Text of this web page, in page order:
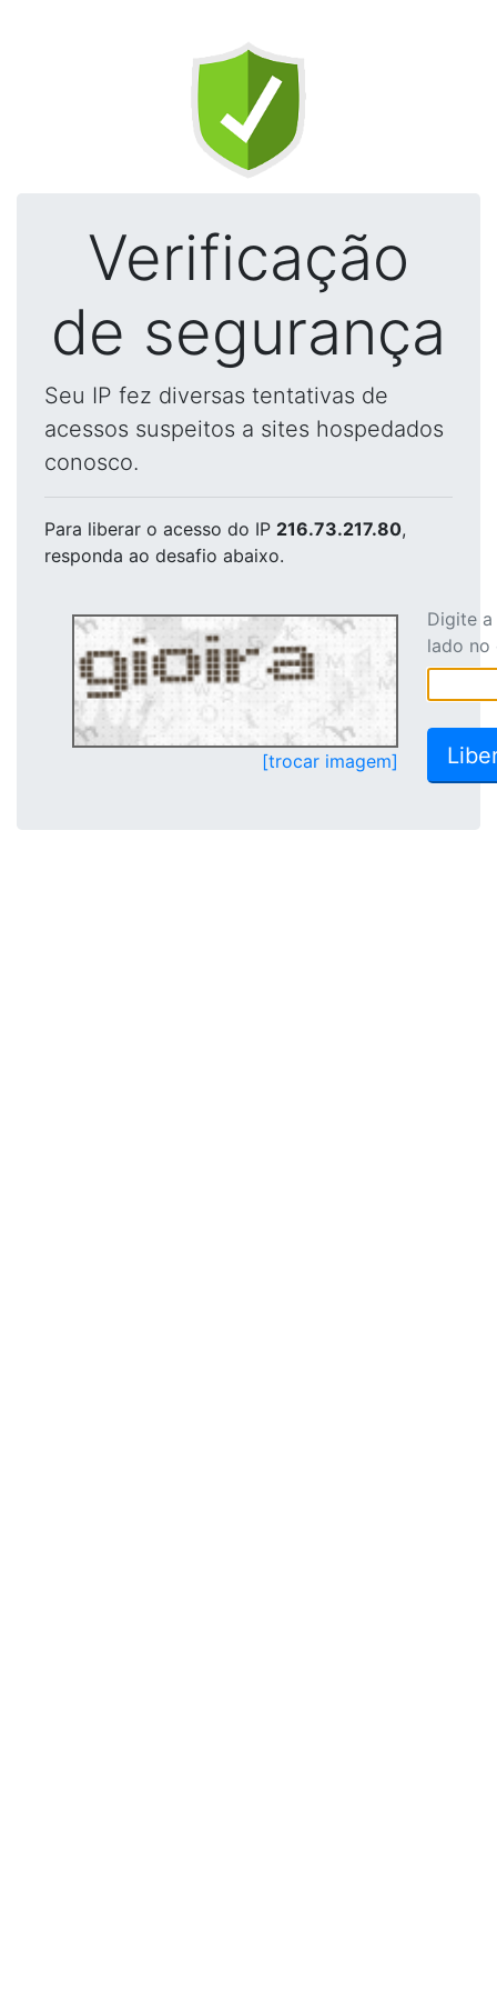
Verificação
de segurança
Seu IP fez diversas tentativas de
acessos suspeitos a sites hospedados
conosco.
Para liberar o acesso do IP 216.73.217.80,
responda ao desafio abaixo.
[trocar imagem]
Digite
lado no